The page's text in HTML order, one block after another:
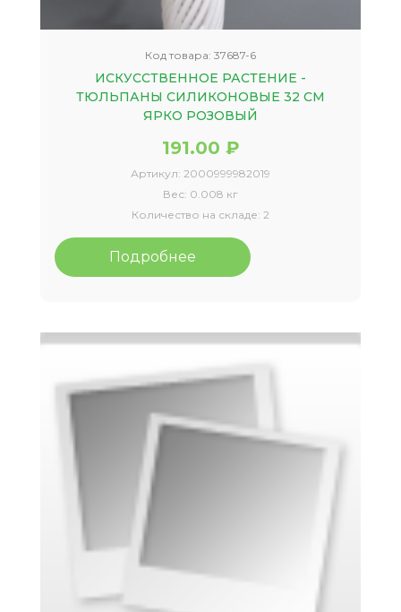
Код товара: 37687-6
ИСКУССТВЕННОЕ РАСТЕНИЕ -
ТЮЛЬПАНЫ СИЛИКОНОВЫЕ 32 СМ
ЯРКО РОЗОВЫЙ
191.00 ₽
Артикул: 2000999982019
Вес: 0.008 кг
Количество на складе: 2
Подробнее